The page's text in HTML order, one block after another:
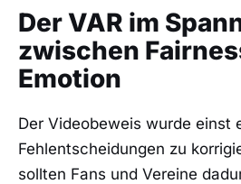
Der VAR im
zwischen
Emotion
Der Videobeweis wurde einst
Fehlentscheidungen zu
sollten Fans und Vereine